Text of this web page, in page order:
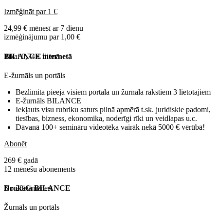
Izmēģināt par 1 €
24,99 € mēnesī ar 7 dienu
izmēģinājumu par 1,00 €
Tikai 0,74 € dienā
BILANCE internetā
E-žurnāls un portāls
Bezlimita pieeja visiem portāla un žurnāla rakstiem 3 lietotājiem
E-žurnāls BILANCE
Iekļauts visu rubriku saturs pilnā apmērā t.sk. juridiskie padomi,
tiesības, bizness, ekonomika, noderīgi rīki un veidlapas u.c.
Dāvanā 100+ semināru videotēka vairāk nekā 5000 € vērtībā!
Abonēt
269 € gadā
12 mēnešu abonements
No 28 € mēnesī
Drukātā BILANCE
Žurnāls un portāls